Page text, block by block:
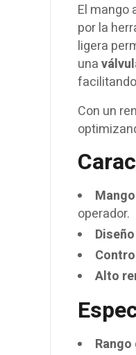
El mango
por la
ligera
una
Con un
operador.
Alto